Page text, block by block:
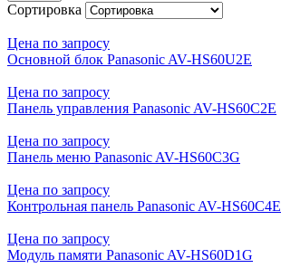
Сортировка
Цена по запросу
Основной блок Panasonic AV-HS60U2E
Цена по запросу
Панель управления Panasonic AV-HS60C2E
Цена по запросу
Панель меню Panasonic AV-HS60C3G
Цена по запросу
Контрольная панель Panasonic AV-HS60C4E
Цена по запросу
Модуль памяти Panasonic AV-HS60D1G